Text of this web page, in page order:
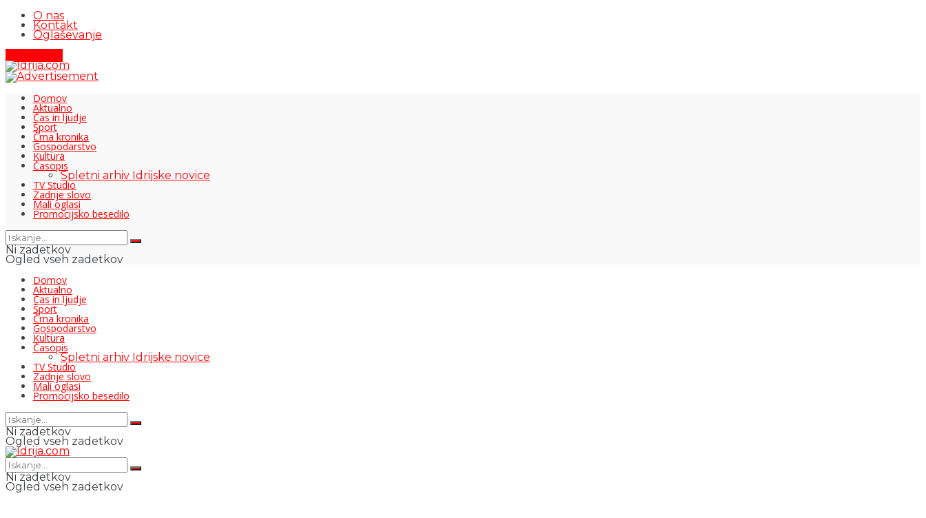
O nas
Kontakt
Oglaševanje
Domov
Aktualno
Čas in ljudje
Šport
Črna kronika
Gospodarstvo
Kultura
Časopis
Spletni arhiv Idrijske novice
TV Studio
Zadnje slovo
Mali oglasi
Promocijsko besedilo
Ni zadetkov
Ogled vseh zadetkov
Domov
Aktualno
Čas in ljudje
Šport
Črna kronika
Gospodarstvo
Kultura
Časopis
Spletni arhiv Idrijske novice
TV Studio
Zadnje slovo
Mali oglasi
Promocijsko besedilo
Ni zadetkov
Ogled vseh zadetkov
Ni zadetkov
Ogled vseh zadetkov